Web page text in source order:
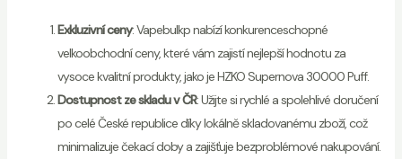
Exkluzivní ceny: Vapebulkp nabízí konkurenceschopné
velkoobchodní ceny, které vám zajistí nejlepší hodnotu za
vysoce kvalitní produkty, jako je HZKO Supernova 30000 Puff.
Dostupnost ze skladu v ČR: Užijte si rychlé a spolehlivé doručení
po celé České republice díky lokálně skladovanému zboží, což
minimalizuje čekací doby a zajišťuje bezproblémové nakupování.